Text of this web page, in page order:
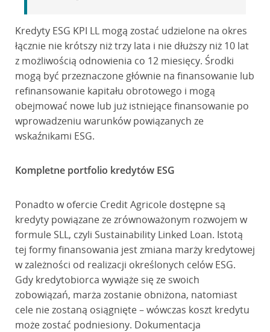
Kredyty ESG KPI LL mogą zostać udzielone na okres
łącznie nie krótszy niż trzy lata i nie dłuższy niż 10 lat
z możliwością odnowienia co 12 miesięcy. Środki
mogą być przeznaczone głównie na finansowanie lub
refinansowanie kapitału obrotowego i mogą
obejmować nowe lub już istniejące finansowanie po
wprowadzeniu warunków powiązanych ze
wskaźnikami ESG.
Kompletne portfolio kredytów ESG
Ponadto w ofercie Credit Agricole dostępne są
kredyty powiązane ze zrównoważonym rozwojem w
formule SLL, czyli Sustainability Linked Loan. Istotą
tej formy finansowania jest zmiana marży kredytowej
w zależności od realizacji określonych celów ESG.
Gdy kredytobiorca wywiąże się ze swoich
zobowiązań, marża zostanie obniżona, natomiast
cele nie zostaną osiągnięte – wówczas koszt kredytu
może zostać podniesiony. Dokumentacja